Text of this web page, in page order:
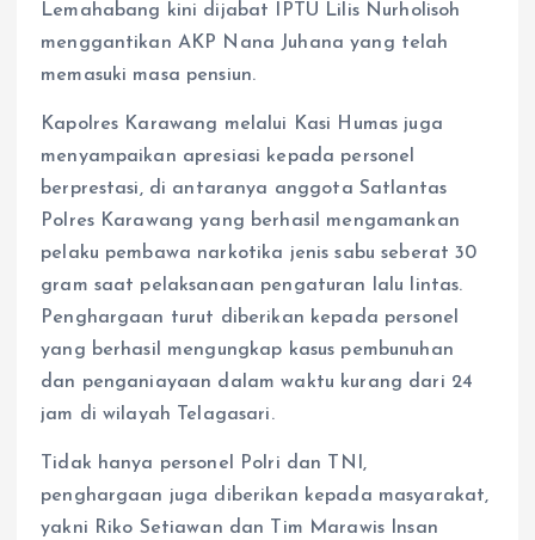
Lemahabang kini dijabat IPTU Lilis Nurholisoh
menggantikan AKP Nana Juhana yang telah
memasuki masa pensiun.
Kapolres Karawang melalui Kasi Humas juga
menyampaikan apresiasi kepada personel
berprestasi, di antaranya anggota Satlantas
Polres Karawang yang berhasil mengamankan
pelaku pembawa narkotika jenis sabu seberat 30
gram saat pelaksanaan pengaturan lalu lintas.
Penghargaan turut diberikan kepada personel
yang berhasil mengungkap kasus pembunuhan
dan penganiayaan dalam waktu kurang dari 24
jam di wilayah Telagasari.
Tidak hanya personel Polri dan TNI,
penghargaan juga diberikan kepada masyarakat,
yakni Riko Setiawan dan Tim Marawis Insan